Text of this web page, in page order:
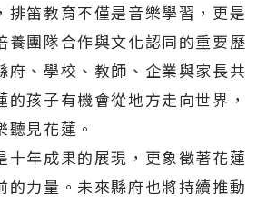
排笛教育不僅是音樂學習，更是
養團隊合作與文化認同的重要歷
府、學校、教師、企業與家長共
的孩子有機會從地方走向世界，
見花蓮。
十年成果的展現，更象徵著花蓮
的力量。未來縣府也將持續推動